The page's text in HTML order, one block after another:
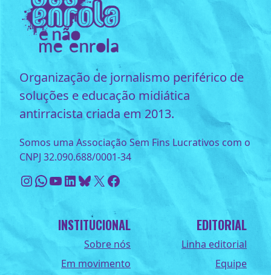
Organização de jornalismo periférico de
soluções e educação midiática
antirracista criada em 2013.
Somos uma Associação Sem Fins Lucrativos com o
CNPJ 32.090.688/0001-34
Instagram
WhatsApp
Youtube
LinkedIn
Bluesky
X Facebook
INSTITUCIONAL
Sobre nós
Em movimento
EDITORIAL
Linha editorial
Equipe